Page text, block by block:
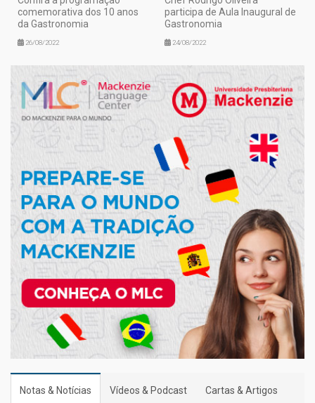
comemorativa dos 10 anos
da Gastronomia
26/08/2022
participa de Aula Inaugural de
Gastronomia
24/08/2022
Notas & Notícias Vídeos & Podcast Cartas & Artigos